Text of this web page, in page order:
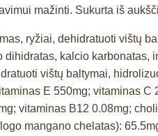
mažinti. Sukurta iš
ryžiai, dehidratuoti vištų
dihidratas, kalcio
vištų baltymai,
E 550mg; vitaminas
vitaminas B12 0.08mg;
mangano chelatas):